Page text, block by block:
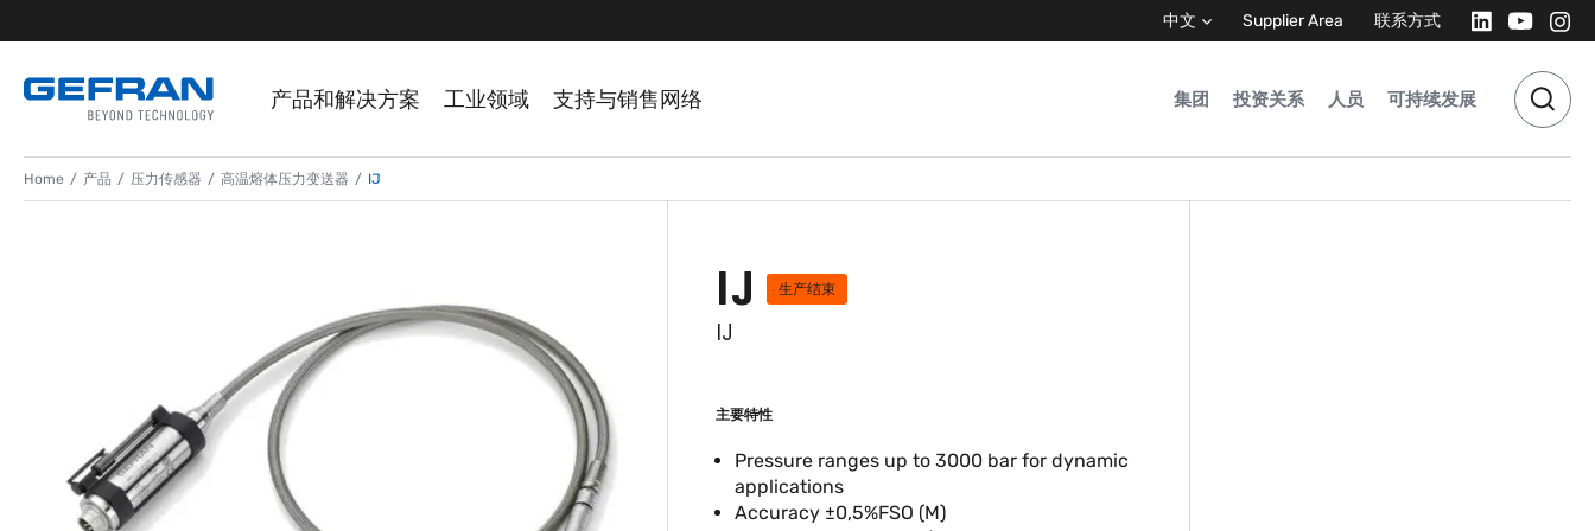
中文 Supplier Area 联系方式
产品和解决方案 工业领域 支持与销售网络 集团 投资关系 人员 可持续发展
Home 产品 压力传感器 高温熔体压力变送器 IJ
IJ 生产结束
IJ
主要特性
Pressure ranges up to 3000 bar for dynamic
applications
Accuracy ±0,5%FSO (M)